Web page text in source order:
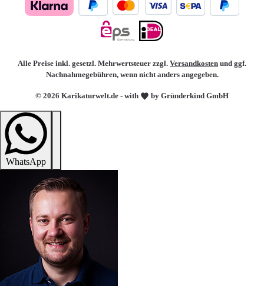
© 2026 Karikaturwelt.de - with by Gründerkind GmbH
Alle Preise inkl. gesetzl. Mehrwertsteuer zzgl. Versandkosten und ggf.
Nachnahmegebühren, wenn nicht anders angegeben.
WhatsApp